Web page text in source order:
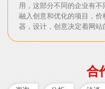
用，这部分不同的企业有
融入创意和优化的项目，
器，设计，创意决定着网站
合